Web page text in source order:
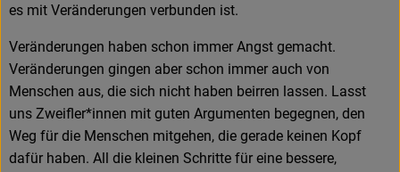
es mit Veränderungen verbunden ist.
Veränderungen haben schon immer Angst gemacht.
Veränderungen gingen aber schon immer auch von
Menschen aus, die sich nicht haben beirren lassen. Lasst
uns Zweifler*innen mit guten Argumenten begegnen, den
Weg für die Menschen mitgehen, die gerade keinen Kopf
dafür haben. All die kleinen Schritte für eine bessere,